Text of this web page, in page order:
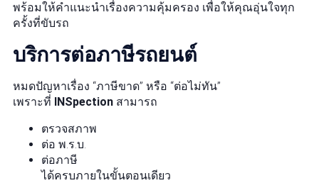
พร้อมให้คำแนะนำเรื่องความคุ้มครอง เพื่อให้คุณอุ่นใจทุก
ครั้งที่ขับรถ
บริการต่อภาษีรถยนต์
หมดปัญหาเรื่อง “ภาษีขาด” หรือ “ต่อไม่ทัน”
เพราะที่ INSpection สามารถ
ตรวจสภาพ
ต่อ พ.ร.บ.
ต่อภาษี
ได้ครบภายในขั้นตอนเดียว